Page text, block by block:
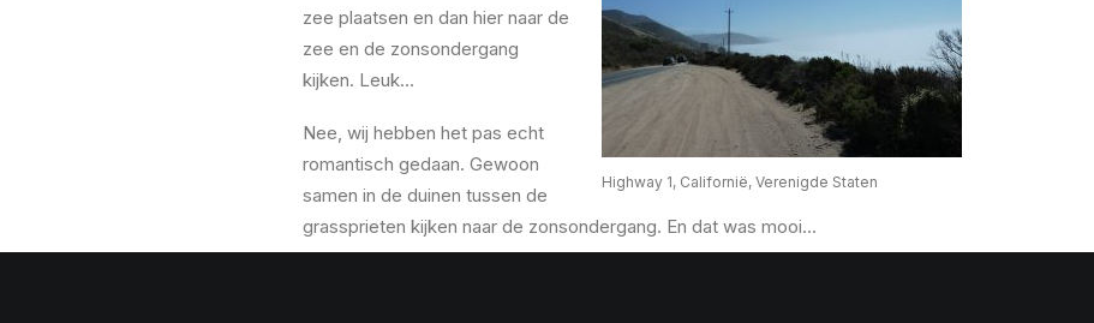
Highway 1, Californië, Verenigde Staten
zee plaatsen en dan hier naar de
zee en de zonsondergang
kijken. Leuk…
Nee, wij hebben het pas echt
romantisch gedaan. Gewoon
samen in de duinen tussen de
grassprieten kijken naar de zonsondergang. En dat was mooi…